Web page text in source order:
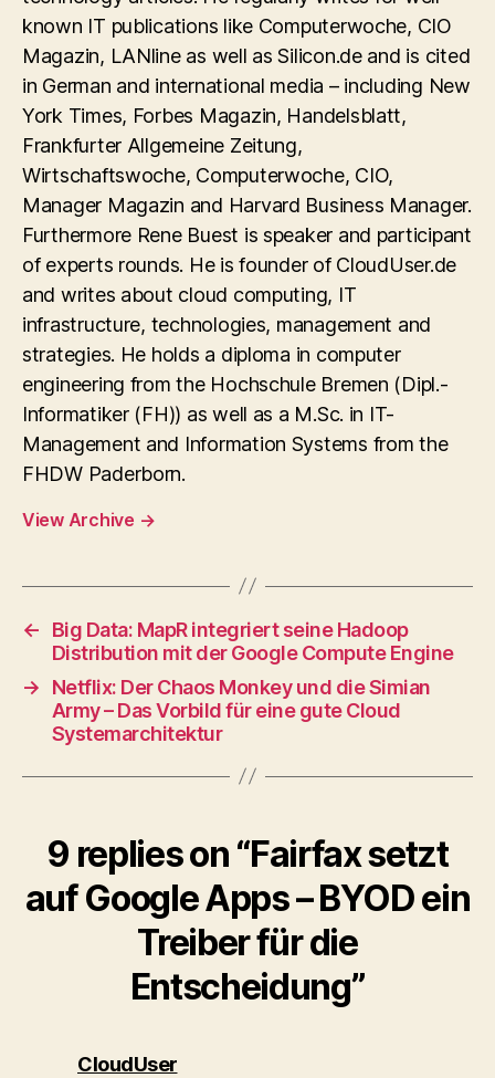
known IT publications like Computerwoche, CIO
Magazin, LANline as well as Silicon.de and is cited
in German and international media – including New
York Times, Forbes Magazin, Handelsblatt,
Frankfurter Allgemeine Zeitung,
Wirtschaftswoche, Computerwoche, CIO,
Manager Magazin and Harvard Business Manager.
Furthermore Rene Buest is speaker and participant
of experts rounds. He is founder of CloudUser.de
and writes about cloud computing, IT
infrastructure, technologies, management and
strategies. He holds a diploma in computer
engineering from the Hochschule Bremen (Dipl.-
Informatiker (FH)) as well as a M.Sc. in IT-
Management and Information Systems from the
FHDW Paderborn.
View Archive →
←
Big Data: MapR integriert seine Hadoop
Distribution mit der Google Compute Engine
→
Netflix: Der Chaos Monkey und die Simian
Army – Das Vorbild für eine gute Cloud
Systemarchitektur
9 replies on “Fairfax setzt
auf Google Apps – BYOD ein
Treiber für die
Entscheidung”
CloudUsersays: